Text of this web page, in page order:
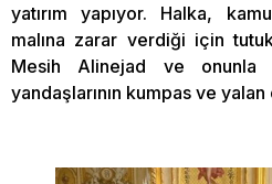
yatırım yapıyor. Halka,
malına zarar verdiği için
Mesih Alinejad ve
yandaşlarının kumpas ve